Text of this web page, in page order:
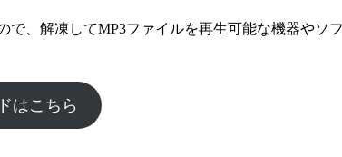
、解凍してMP3ファイルを再生可能な機器やソ
はこちら